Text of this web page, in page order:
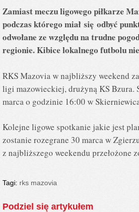
Zamiast meczu ligowego piłkarze
podczas którego miał się odbyć
odwołane ze względu na trudne
regionie. Kibice lokalnego futbolu
RKS Mazovia w najbliższy weekend
ligi mazowieckiej, drużyną KS Bzura.
marca o godzinie 16:00 w
Kolejne ligowe spotkanie jakie jest
zostanie rozegrane 30 marca w
z najbliższego weekendu przełożone
Tagi: rks mazovia
Podziel się artykułem